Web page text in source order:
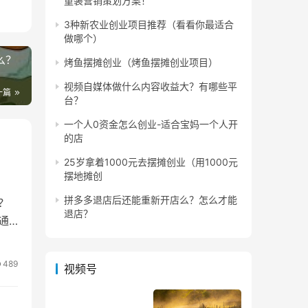
半
篇
489
3种新农业创业项目推荐（看看你最适合
做哪个）
烤鱼摆摊创业（烤鱼摆摊创业项目）
视频自媒体做什么内容收益大？有哪些平
台？
一个人0资金怎么创业-适合宝妈一个人开
的店
25岁拿着1000元去摆摊创业（用1000元
摆地摊创
拼多多退店后还能重新开店么？怎么才能
退店？
视频号